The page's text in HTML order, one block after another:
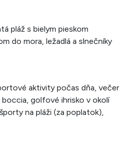
pláž s bielym pieskom
do mora, ležadlá a slnečníky
aktivity počas dňa, večer
boccia, golfové ihrisko v okolí
na pláži (za poplatok),